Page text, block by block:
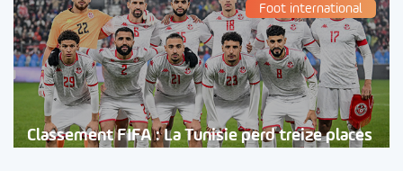
Foot international
Classement FIFA : La Tunisie perd treize places